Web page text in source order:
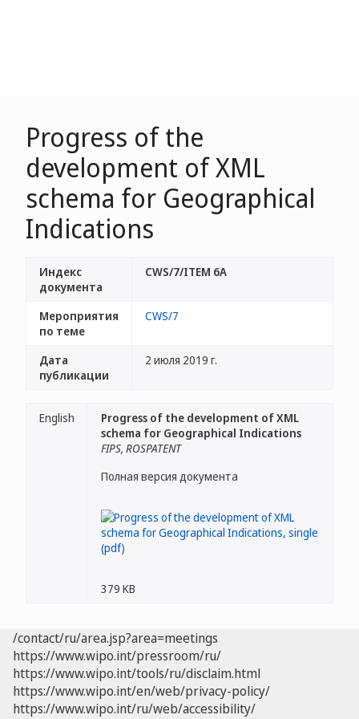
Progress of the
development of XML
schema for Geographical
Indications
Индекс
документа
CWS/7/ITEM 6A
Мероприятия
по теме
CWS/7
Дата
публикации
2 июля 2019 г.
English
Progress of the development of XML
schema for Geographical Indications
FIPS, ROSPATENT
Полная версия документа
379 KB
/contact/ru/area.jsp?area=meetings
https://www.wipo.int/pressroom/ru/
https://www.wipo.int/tools/ru/disclaim.html
https://www.wipo.int/en/web/privacy-policy/
https://www.wipo.int/ru/web/accessibility/